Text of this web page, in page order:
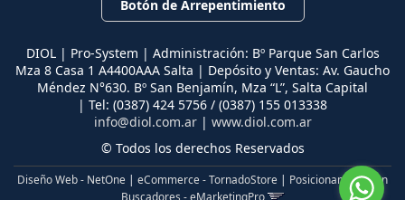
Botón de Arrepentimiento
DIOL | Pro-System | Administración: Bº Parque San Carlos
Mza 8 Casa 1 A4400AAA Salta | Depósito y Ventas: Av. Gaucho
Méndez N°630. Bº San Benjamín, Mza “L”, Salta Capital
| Tel: (0387) 424 5756 / (0387) 155 013338
info@diol.com.ar| www.diol.com.ar
© Todos los derechos Reservados
Diseño Web - NetOne | eCommerce - TornadoStore | Posicionamiento en
Buscadores - eMarketingPro